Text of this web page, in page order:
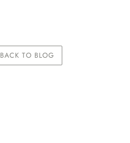
BACK TO BLOG